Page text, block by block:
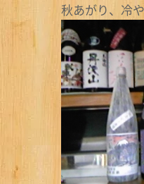
秋あがり、冷